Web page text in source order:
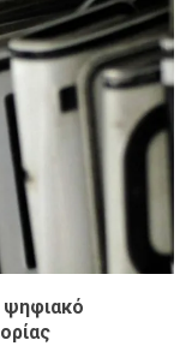
ψηφιακό